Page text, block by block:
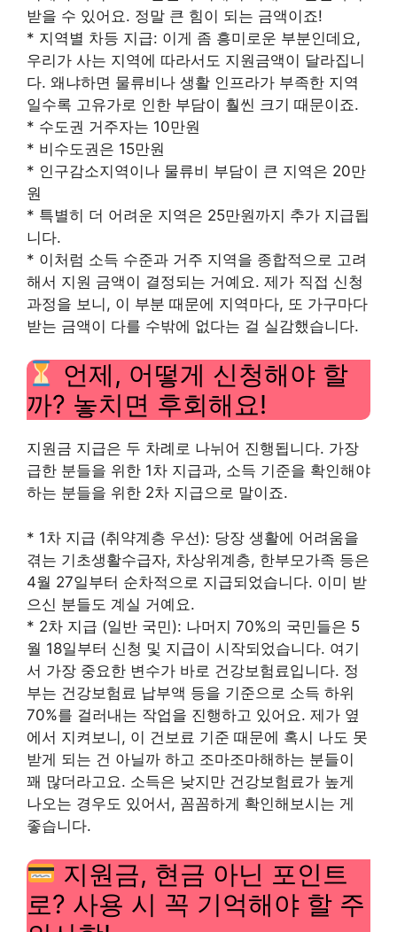
받을 수 있어요. 정말 큰 힘이 되는 금액이죠!
* 지역별 차등 지급: 이게 좀 흥미로운 부분인데요,
우리가 사는 지역에 따라서도 지원금액이 달라집니
다. 왜냐하면 물류비나 생활 인프라가 부족한 지역
일수록 고유가로 인한 부담이 훨씬 크기 때문이죠.
* 수도권 거주자는 10만원
* 비수도권은 15만원
* 인구감소지역이나 물류비 부담이 큰 지역은 20만
원
* 특별히 더 어려운 지역은 25만원까지 추가 지급됩
니다.
* 이처럼 소득 수준과 거주 지역을 종합적으로 고려
해서 지원 금액이 결정되는 거예요. 제가 직접 신청
과정을 보니, 이 부분 때문에 지역마다, 또 가구마다
받는 금액이 다를 수밖에 없다는 걸 실감했습니다.
언제, 어떻게 신청해야 할
까? 놓치면 후회해요!
지원금 지급은 두 차례로 나뉘어 진행됩니다. 가장
급한 분들을 위한 1차 지급과, 소득 기준을 확인해야
하는 분들을 위한 2차 지급으로 말이죠.
* 1차 지급 (취약계층 우선): 당장 생활에 어려움을
겪는 기초생활수급자, 차상위계층, 한부모가족 등은
4월 27일부터 순차적으로 지급되었습니다. 이미 받
으신 분들도 계실 거예요.
* 2차 지급 (일반 국민): 나머지 70%의 국민들은 5
월 18일부터 신청 및 지급이 시작되었습니다. 여기
서 가장 중요한 변수가 바로 건강보험료입니다. 정
부는 건강보험료 납부액 등을 기준으로 소득 하위
70%를 걸러내는 작업을 진행하고 있어요. 제가 옆
에서 지켜보니, 이 건보료 기준 때문에 혹시 나도 못
받게 되는 건 아닐까 하고 조마조마해하는 분들이
꽤 많더라고요. 소득은 낮지만 건강보험료가 높게
나오는 경우도 있어서, 꼼꼼하게 확인해보시는 게
좋습니다.
지원금, 현금 아닌 포인트
로? 사용 시 꼭 기억해야 할 주